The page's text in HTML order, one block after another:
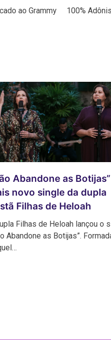
ao Grammy
100%
Abandone as
novo single da dupla
Filhas de Heloah
Filhas de Heloah lançou o
Abandone as Botijas”.